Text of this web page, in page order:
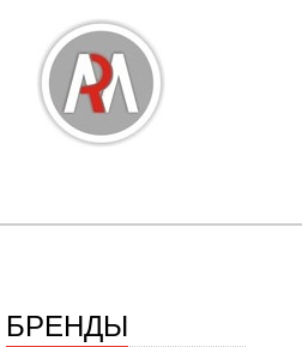
БРЕНДЫ